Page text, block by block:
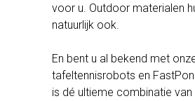
voor u. Outdoor materialen
natuurlijk ook.
En bent u al bekend met
tafeltennisrobots en
is dé ultieme combinatie van